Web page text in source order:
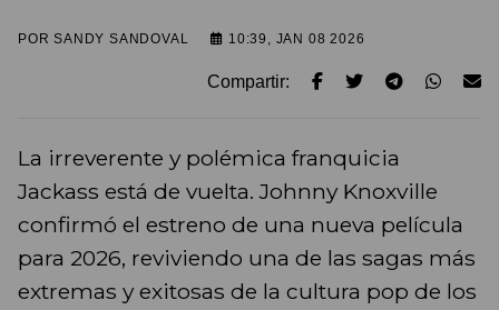
PORSANDY SANDOVAL 10:39, JAN 08 2026
Compartir:
La irreverente y polémica franquicia
Jackass está de vuelta. Johnny Knoxville
confirmó el estreno de una nueva película
para 2026, reviviendo una de las sagas más
extremas y exitosas de la cultura pop de los